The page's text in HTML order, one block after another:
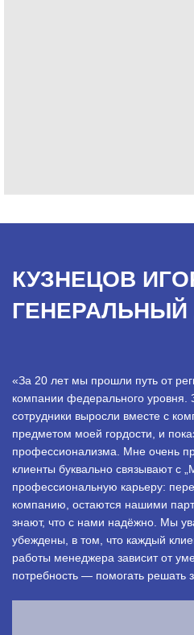
КУЗНЕЦОВ
ГЕНЕРАЛЬНЫЙ
«За 20 лет мы прошли путь от
компании федерального уровня.
сотрудники выросли вместе с
предметом моей гордости, и
профессионализма. Мне очень
клиенты буквально связывают с
профессиональную карьеру:
компанию, остаются нашими
знают, что с нами надёжно. Мы
убеждены, в том, что каждый
работы менеджера зависит от
потребность — помогать решать